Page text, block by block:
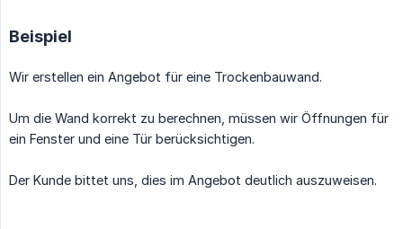
Beispiel
Wir erstellen ein Angebot für eine Trockenbauwand.
Um die Wand korrekt zu berechnen, müssen wir Öffnungen für
ein Fenster und eine Tür berücksichtigen.
Der Kunde bittet uns, dies im Angebot deutlich auszuweisen.